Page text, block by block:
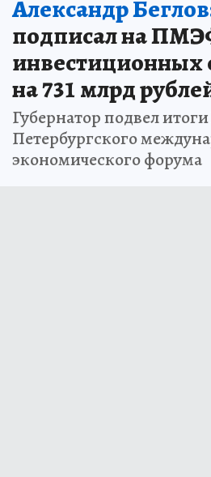
Александр
подписал на
инвестиционных
на 731 млрд
Губернатор подвел
Петербургского
экономического форума